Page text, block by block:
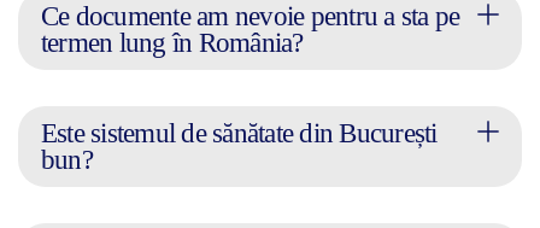
Ce documente am nevoie pentru a sta pe
termen lung în România?
Este sistemul de sănătate din București
bun?